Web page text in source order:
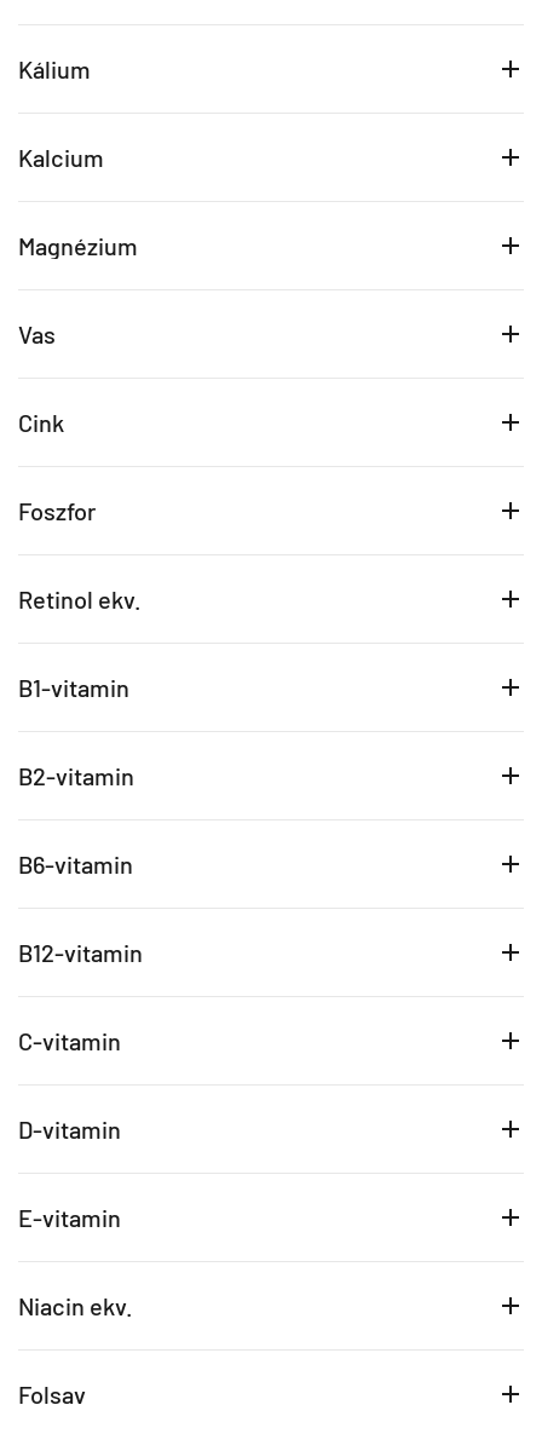
Kálium
Kalcium
Magnézium
Vas
Cink
Foszfor
Retinol ekv.
B1-vitamin
B2-vitamin
B6-vitamin
B12-vitamin
C-vitamin
D-vitamin
E-vitamin
Niacin ekv.
Folsav